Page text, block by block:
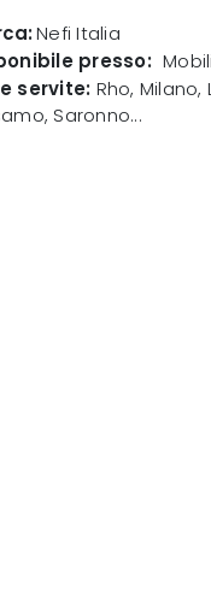
Nefi Italia
presso:
servite: Rho,
Saronno...